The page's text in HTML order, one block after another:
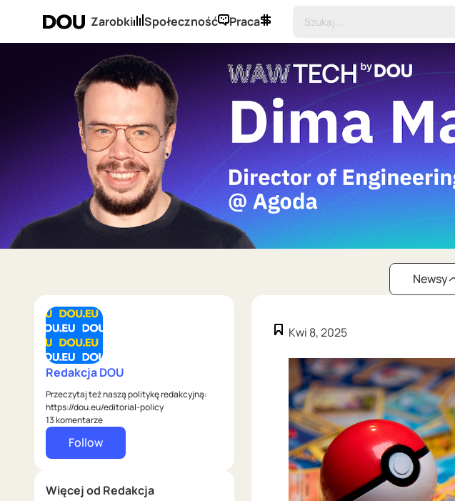
Zarobki Społeczność Praca
Newsy
Redakcja DOU
Przeczytaj też naszą politykę redakcyjną:
https://dou.eu/editorial-policy
13 komentarze
Follow
Więcej od Redakcja
Kwi 8, 2025